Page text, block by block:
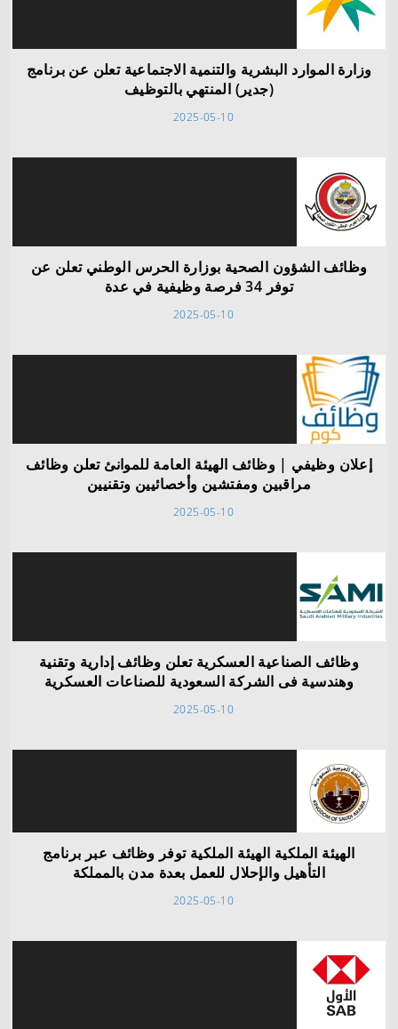
وزارة الموارد البشرية والتنمية الاجتماعية تعلن عن برنامج
(جدير) المنتهي بالتوظيف
2025-05-10
وظائف الشؤون الصحية بوزارة الحرس الوطني تعلن عن
توفر 34 فرصة وظيفية في عدة
2025-05-10
إعلان وظيفي | وظائف الهيئة العامة للموانئ تعلن وظائف
مراقبين ومفتشين وأخصائيين وتقنيين
2025-05-10
وظائف الصناعية العسكرية تعلن وظائف إدارية وتقنية
وهندسية فى الشركة السعودية للصناعات العسكرية
2025-05-10
الهيئة الملكية الهيئة الملكية توفر وظائف عبر برنامج
التأهيل والإحلال للعمل بعدة مدن بالمملكة
2025-05-10